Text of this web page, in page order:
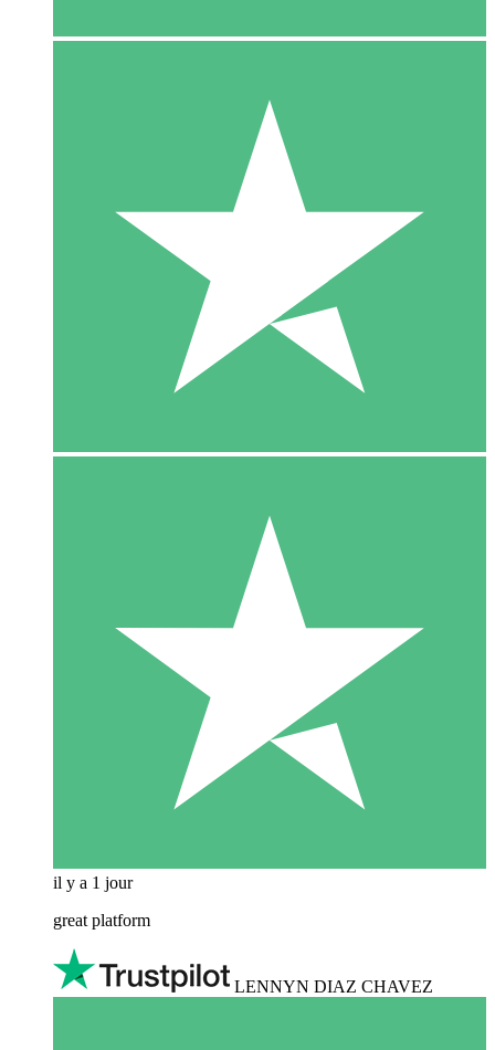
il y a 1 jour
great platform
LENNYN DIAZ CHAVEZ